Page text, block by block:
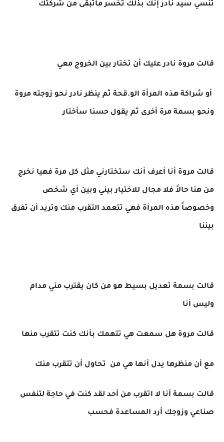
تنسي سيد نادر إنك بذلك تخسر ماتبقى من شركتك
قالت مروة نادر عليك أن تختار بين الخروج معي
أو شراكة هذه المرأة الو.قحة ثم ينظر نادر نحو زوجته مروة
ونحو بسمة مرة أخرى ثم يقول حسنا سأختار
قالت مروة أنا أعرف أنك ستختارني مثل كل مرة فهيا نخرج
من هنا حالاً فلا مجال للاختيار بيني وبين أي شخص
وخصوصاً هذه المرأة فهي تتعمد التقرب منك وتريد أن تفرق
بيننا
قالت بسمة تعديل بسيط هو من كان يقترب مني مدام
وليس أنا
قالت مروة هل سمعت هي تتهمك بأنك كنت تتقرب منها
مع أن منظرها يدل أنها هي من تحاول أن تتقرب منك
قالت بسمة أنا لا اتقرب من أحد لقد كنت في حاجة لتنفس
صناعي وزوجك أرد المساعدة فحسب